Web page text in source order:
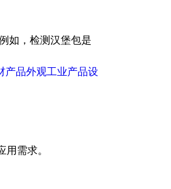
如，检测汉堡包是
产品外观工业产品设
需求。